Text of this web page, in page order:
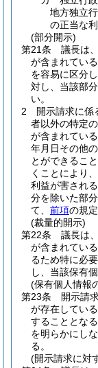
地方独立
の正当な
(部分開示)
第21条
議長は
が含まれてい
を容易に区分
対し、当該部
い。
2
開示請求に係
者以外の特定
が含まれてい
年月日その他
とができるこ
くことにより
利益が害され
分を除いた部分
て、 前項の規
(裁量的開示)
第22条
議長は
が含まれてい
るため特に必
し、当該保有
(保有個人情報
第23条
開示請
が存在してい
することとな
を明らかにし
る。
(開示請求に対